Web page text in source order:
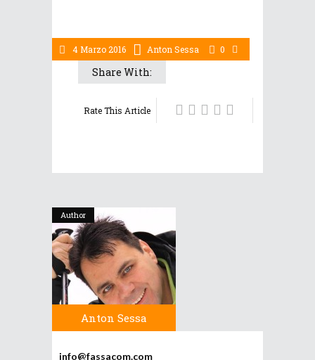
4 Marzo 2016 Anton Sessa 0
Share With:
Rate This Article
Author
Anton Sessa
info@fassacom.com